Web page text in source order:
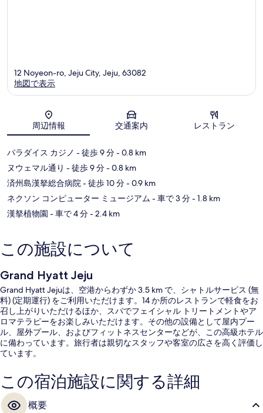
地図
12 Noyeon-ro, Jeju City, Jeju, 63082
地図で表示
周辺情報 交通案内 レストラン
パラダイス カジノ - 徒歩 9 分- 0.8 km
ヌウェマル通り - 徒歩 9 分- 0.8 km
済州島漢拏総合病院- 徒歩 10 分- 0.9 km
ネクソン コンピューター ミュージアム - 車で 3 分- 1.8 km
漢拏植物園 - 車で 4 分- 2.4 km
この施設について
Grand Hyatt Jeju
Grand Hyatt Jejuは、空港からわずか 3.5 km で、シャトルサービス (無
料) (定期運行) をご利用いただけます。14 か所のレストランで軽食をお
召し上がりいただけるほか、スパでフェイシャル トリートメントやア
ロマテラピーをお楽しみいただけます。その他の設備として屋内プー
ル、屋外プール、およびフィットネスセンターなどが、この高級ホテル
に備わっています。旅行者は親切なスタッフや客室の広さを高く評価し
ています。
この宿泊施設に関する詳細
概要